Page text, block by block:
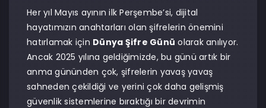
Her yıl Mayıs ayının ilk Perşembe’si, dijital
hayatımızın anahtarları olan şifrelerin önemini
hatırlamak için Dünya Şifre Günü olarak anılıyor.
Ancak 2025 yılına geldiğimizde, bu günü artık bir
anma gününden çok, şifrelerin yavaş yavaş
sahneden çekildiği ve yerini çok daha gelişmiş
güvenlik sistemlerine bıraktığı bir devrimin